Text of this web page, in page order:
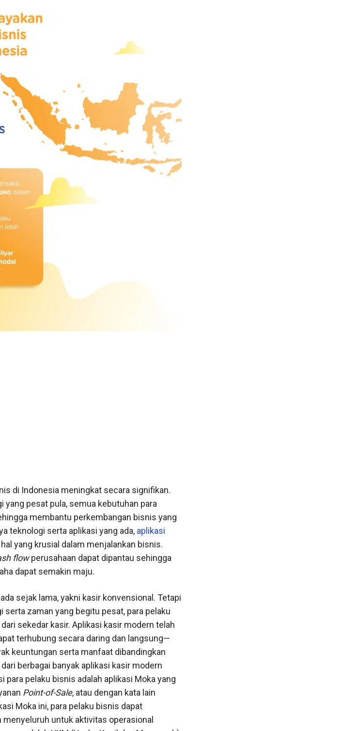
di Indonesia meningkat secara signifikan.
yang pesat pula, semua kebutuhan para
membantu perkembangan bisnis yang
teknologi serta aplikasi yang ada, aplikasi
yang krusial dalam menjalankan bisnis.
flowperusahaan dapat dipantau sehingga
dapat semakin maju.
sejak lama, yakni kasir konvensional. Tetapi
zaman yang begitu pesat, para pelaku
sekedar kasir. Aplikasi kasir modern telah
terhubung secara daring dan langsung—
keuntungan serta manfaat dibandingkan
berbagai banyak aplikasi kasir modern
para pelaku bisnis adalah aplikasi Moka yang
Point-of-Sale, atau dengan kata lain
Moka ini, para pelaku bisnis dapat
untuk aktivitas operasional